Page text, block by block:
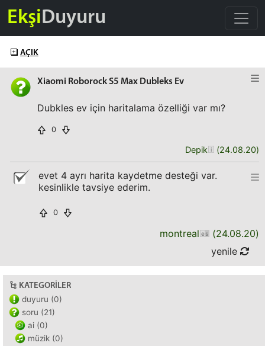
EkşiDuyuru
AÇIK
Xiaomi Roborock S5 Max Dubleks Ev
Dubkles ev için haritalama özelliği var mı?
0
Depik (24.08.20)
evet 4 ayrı harita kaydetme desteği var.
kesinlikle tavsiye ederim.
0
montreal (24.08.20)
yenile
KATEGORILER
duyuru (0)
soru (21)
ai (0)
müzik (0)